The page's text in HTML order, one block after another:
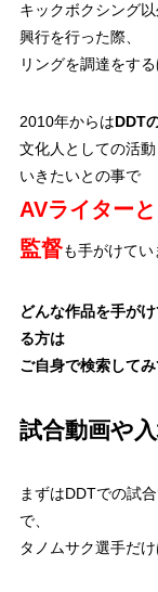
キックボクシング
興行を行った際、
リングを調達をする
2010年からはDDT
文化人としての活
いきたいとの事で
AVライター
監督も手がけてい
どんな作品を手が
る方は
ご自身で検索してみ
試合動画や
まずはDDTでの試
で、
タノムサク選手だ